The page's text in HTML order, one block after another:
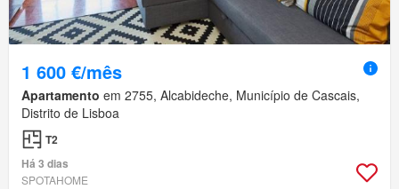
1 600 €/mês
Apartamento em 2755, Alcabideche, Município de Cascais,
Distrito de Lisboa
T2
Há 3 dias
SPOTAHOME